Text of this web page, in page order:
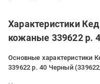
Характеристики
кожаные 339622 р.
Основные характеристики
339622 р. 40 Черный